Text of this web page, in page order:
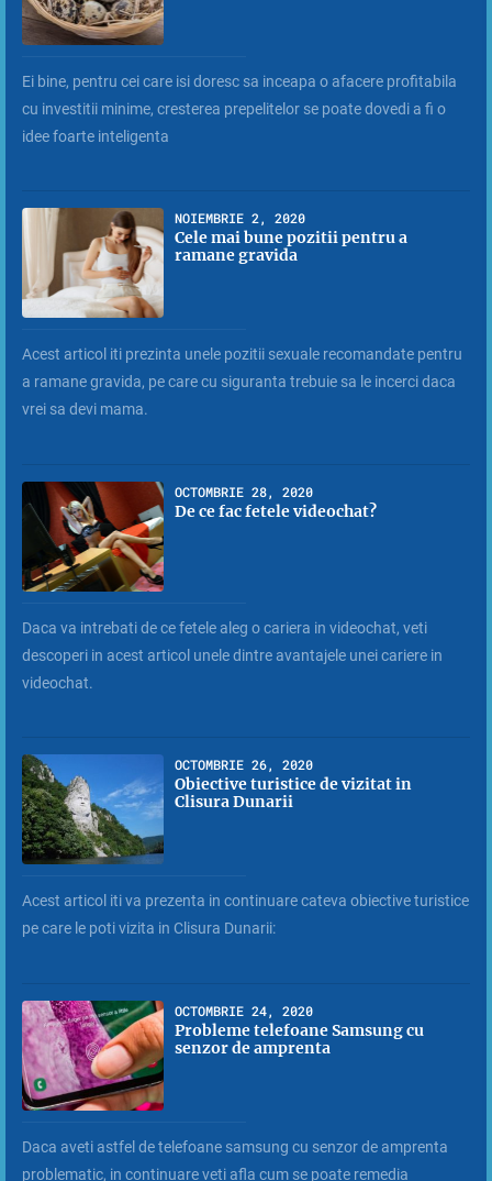
Ei bine, pentru cei care isi doresc sa inceapa o afacere profitabila
cu investitii minime, cresterea prepelitelor se poate dovedi a fi o
idee foarte inteligenta
NOIEMBRIE 2, 2020
Cele mai bune pozitii pentru a
ramane gravida
Acest articol iti prezinta unele pozitii sexuale recomandate pentru
a ramane gravida, pe care cu siguranta trebuie sa le incerci daca
vrei sa devi mama.
OCTOMBRIE 28, 2020
De ce fac fetele videochat?
Daca va intrebati de ce fetele aleg o cariera in videochat, veti
descoperi in acest articol unele dintre avantajele unei cariere in
videochat.
OCTOMBRIE 26, 2020
Obiective turistice de vizitat in
Clisura Dunarii
Acest articol iti va prezenta in continuare cateva obiective turistice
pe care le poti vizita in Clisura Dunarii:
OCTOMBRIE 24, 2020
Probleme telefoane Samsung cu
senzor de amprenta
Daca aveti astfel de telefoane samsung cu senzor de amprenta
problematic, in continuare veti afla cum se poate remedia